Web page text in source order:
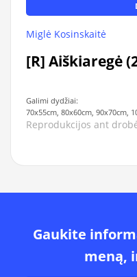
Miglė Kosinskaitė
[R] Aiškiaregė
Galimi dydžiai:
70x55cm, 80x60cm, 90x70cm,
Reprodukcijos ant
Gaukite
meną,